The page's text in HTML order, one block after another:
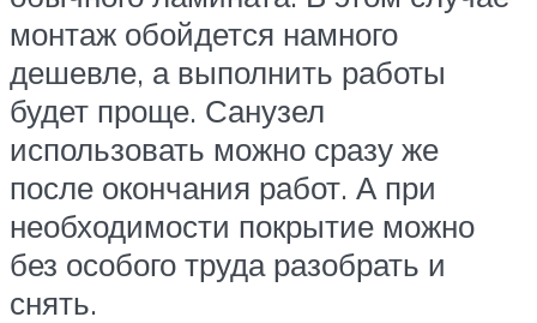
монтаж обойдется намного
дешевле, а выполнить работы
будет проще. Санузел
использовать можно сразу же
после окончания работ. А при
необходимости покрытие можно
без особого труда разобрать и
снять.